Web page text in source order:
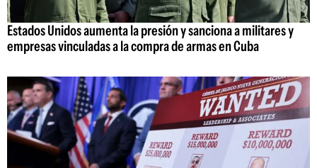
Estados Unidos aumenta la presión y sanciona a militares y
empresas vinculadas a la compra de armas en Cuba